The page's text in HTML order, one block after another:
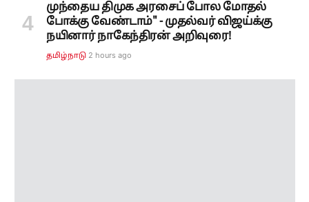
முந்தைய திமுக அரசைப் போல மோதல்
போக்கு வேண்டாம்" - முதல்வர் விஜய்க்கு
நயினார் நாகேந்திரன் அறிவுரை!
தமிழ்நாடு 2 hours ago